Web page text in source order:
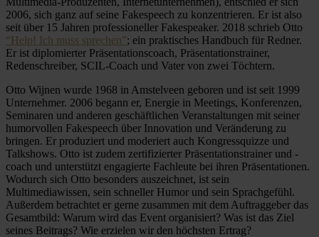
2006, sich ganz auf seine Fakespeech zu konzentrieren. Er ist also
seit über 15 Jahren professioneller Fakespeaker. 2018 schrieb Otto
“Help! Ich muss sprechen”; ein praktisches Handbuch für Redner.
Er ist diplomierter Präsentationscoach, Präsentationstrainer,
Redenschreiber, SCIL-Coach und Vater von zwei Töchtern.
Otto Wijnen wurde 1968 in Amstelveen geboren und ist seit 1999
Unternehmer. 2006 begann er, Energie in Meetings, Konferenzen,
Seminaren und anderen geschäftlichen Veranstaltungen mit seiner
humorvollen Fakespeech über Innovation und Veränderung zu
bringen. Er produziert und moderiert auch Kongressquizze und
Talkshows. Otto ist zudem zertifizierter Präsentationstrainer und -
coach und unterstützt engagierte Fachleute bei ihren Präsentationen.
Wodurch sich Otto besonders auszeichnet, ist sein
Multimediawissen, sein schneller Humor und sein Sprachgefühl.
Außerdem betrachtet er gerne zusammen mit dem Auftraggeber das
Gesamtbild: Warum wird das Event organisiert? Was ist das Ziel
seines Beitrags? Wie erzielen wir den höchsten Ertrag?